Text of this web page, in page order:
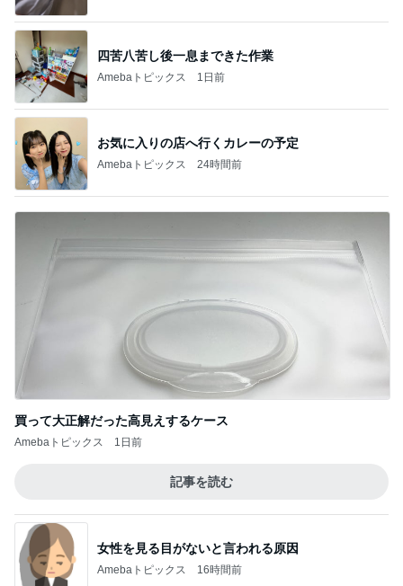
四苦八苦し後一息まできた作業
Amebaトピックス 1日前
お気に入りの店へ行くカレーの予定
Amebaトピックス 24時間前
買って大正解だった高見えするケース
Amebaトピックス 1日前
記事を読む
女性を見る目がないと言われる原因
Amebaトピックス 16時間前